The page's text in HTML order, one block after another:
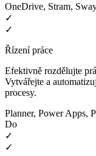
OneDrive, Stram,
✓
✓
Řízení práce
Efektivně rozdělujte
Vytvářejte a
procesy.
Planner, Power Apps,
Do
✓
✓